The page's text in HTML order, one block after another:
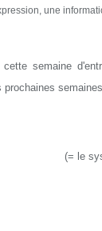
une
semaine
prochaines
(= le